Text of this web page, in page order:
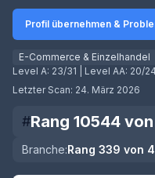
Profil übernehmen &
E-Commerce & Einzelhandel
Level A: 23/31 | Level AA: 20/24
Letzter Scan: 24. März 2026
#Rang 10544 von
Branche:Rang 339 von